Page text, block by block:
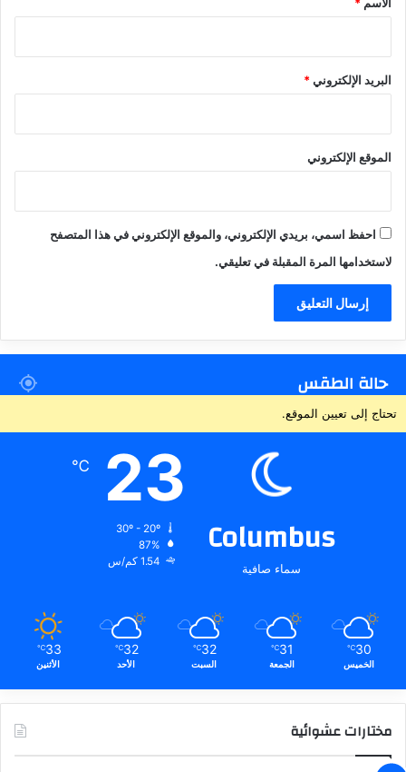
الاسم *
البريد الإلكتروني*
الموقع الإلكتروني
احفظ اسمي، بريدي الإلكتروني، والموقع الإلكتروني في هذا المتصفح
لاستخدامها المرة المقبلة في تعليقي.
حالة الطقس
تحتاج إلى تعيين الموقع.
Columbus
سماء صافية
23
℃
87%
1.54 كم/س
30
℃
الخميس
31
℃
الجمعة
32
℃
السبت
32
℃
الأحد
33
℃
الأثنين
مختارات عشوائية